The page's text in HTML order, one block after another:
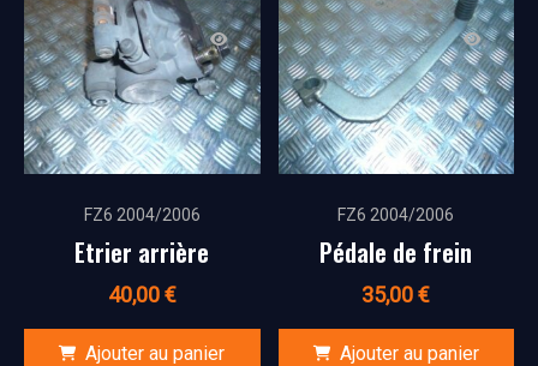
FZ6 2004/2006
Etrier arrière
40,00€
Ajouter au panier
FZ6 2004/2006
Pédale de frein
35,00€
Ajouter au panier